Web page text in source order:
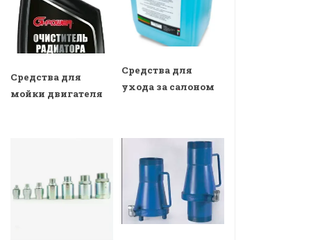
Средства для
мойки двигателя
Средства для
ухода за салоном